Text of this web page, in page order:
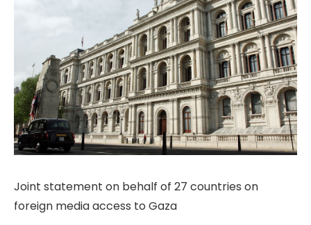
Joint statement on behalf of 27 countries on
foreign media access to Gaza